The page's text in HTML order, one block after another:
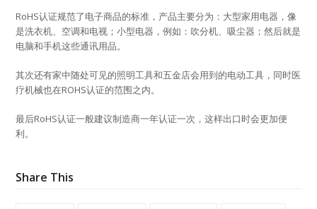
RoHS认证规范了电子商品的标准，产品主要分为：大型家用电器，像
是洗衣机、空调和电视；小型电器，例如：吹分机、吸尘器；然后就是
电脑和手机这些通讯用品。
其次还有家中随处可见的照明工具和五金店会用到的电动工具，同时医
疗机械也在ROHS认证的范围之内。
最后RoHS认证一般建议制造商一年认证一次，这样出口时会更加便
利。
Share This